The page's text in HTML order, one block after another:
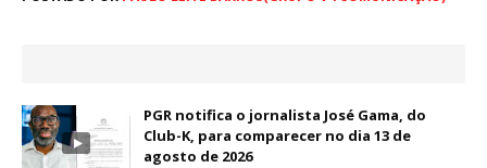
PGR notifica o jornalista José Gama, do
Club-K, para comparecer no dia 13 de
agosto de 2026